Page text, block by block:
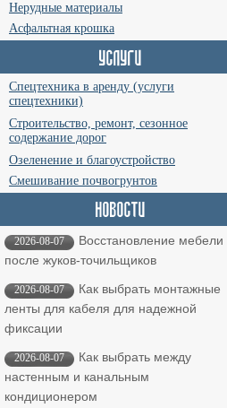
Нерудные материалы
Асфальтная крошка
Спецтехника в аренду (услуги
спецтехники)
Строительство, ремонт, сезонное
содержание дорог
Озеленение и благоустройство
Смешивание почвогрунтов
2026-08-07
Восстановление мебели
после жуков-точильщиков
2026-08-07
Как выбрать монтажные
ленты для кабеля для надежной
фиксации
2026-08-07
Как выбрать между
настенным и канальным
кондиционером